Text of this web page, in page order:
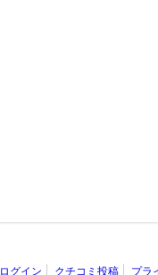
ログイン クチコミ投稿 プラ